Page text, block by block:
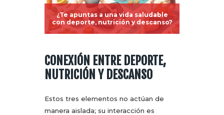
¿Te apuntas a una vida saludable
con deporte, nutrición y descanso?
CONEXIÓN ENTRE DEPORTE,
NUTRICIÓN Y DESCANSO
Estos tres elementos no actúan de
manera aislada; su interacción es